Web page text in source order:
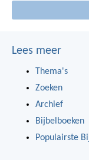
Lees meer
Thema's
Zoeken
Archief
Bijbelboeken
Populairste